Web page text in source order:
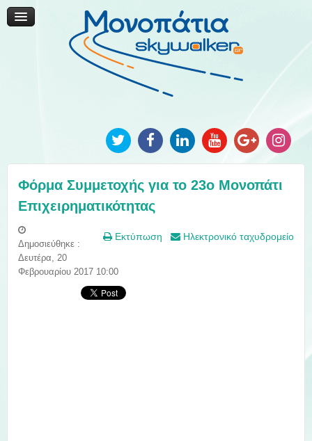
Μονοπάτια Καινοτομίας
Μονοπάτια Τοπικής Ανάπτυξης
Ανακοινώσεις
Φωτογραφίες
Φόρμα Συμμετοχής για το 23ο Μονοπάτι
Επιχειρηματικότητας
Εκτύπωση Ηλεκτρονικό ταχυδρομείο
Δημοσιεύθηκε :
Δευτέρα, 20
Φεβρουαρίου 2017 10:00